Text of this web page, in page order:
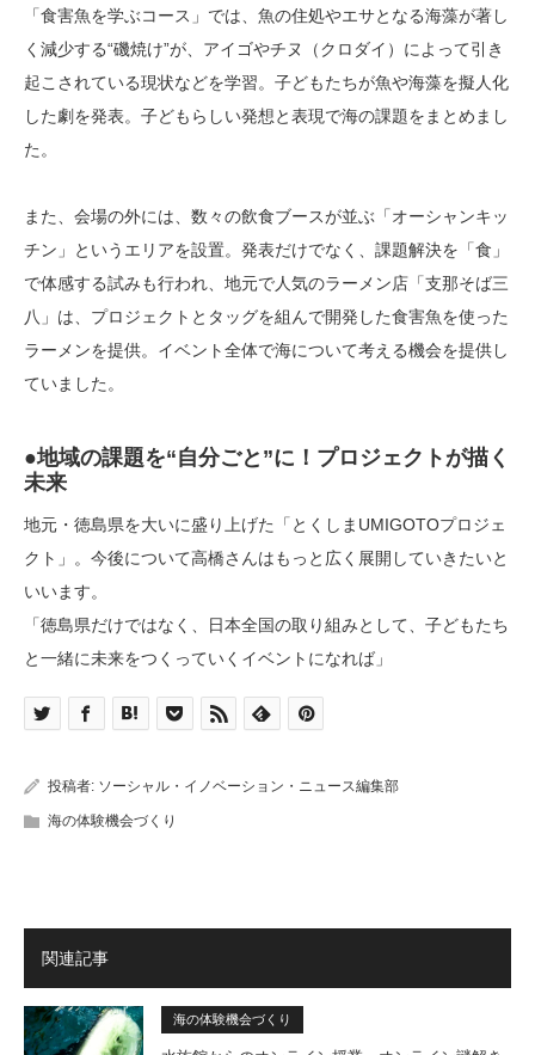
「食害魚を学ぶコース」では、魚の住処やエサとなる海藻が著し
く減少する“磯焼け”が、アイゴやチヌ（クロダイ）によって引き
起こされている現状などを学習。子どもたちが魚や海藻を擬人化
した劇を発表。子どもらしい発想と表現で海の課題をまとめまし
た。
また、会場の外には、数々の飲食ブースが並ぶ「オーシャンキッ
チン」というエリアを設置。発表だけでなく、課題解決を「食」
で体感する試みも行われ、地元で人気のラーメン店「支那そば三
八」は、プロジェクトとタッグを組んで開発した食害魚を使った
ラーメンを提供。イベント全体で海について考える機会を提供し
ていました。
●地域の課題を“自分ごと”に！プロジェクトが描く
未来
地元・徳島県を大いに盛り上げた「とくしまUMIGOTOプロジェ
クト」。今後について高橋さんはもっと広く展開していきたいと
いいます。
「徳島県だけではなく、日本全国の取り組みとして、子どもたち
と一緒に未来をつくっていくイベントになれば」
投稿者: ソーシャル・イノベーション・ニュース編集部
海の体験機会づくり
関連記事
海の体験機会づくり